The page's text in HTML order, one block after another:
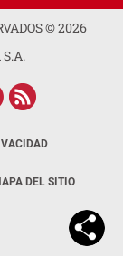
©2026
DEL SITIO